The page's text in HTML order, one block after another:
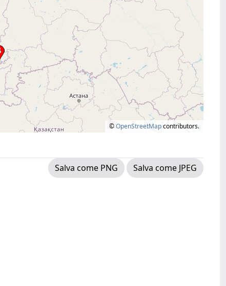
©OpenStreetMapcontributors.
Salva come PNG
Salva come JPEG